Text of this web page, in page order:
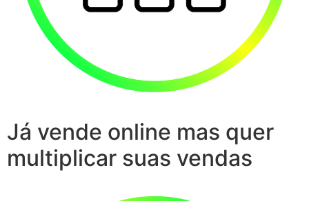
Já vende online mas quer
multiplicar suas vendas